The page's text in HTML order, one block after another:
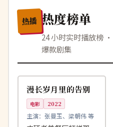
热播 热度榜单
24 小时实时播放榜
爆款剧集
中国
99:22
漫长岁月里的告别
电影 2022
主演： 张曼玉、梁朝伟 等